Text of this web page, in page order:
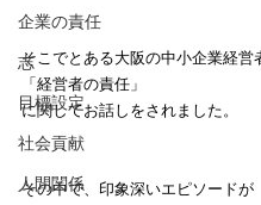
企業の責任
志
目標設定
社会貢献
人間関係
そこでとある大阪の中小企業経営
「経営者の責任」
に関してお話しをされました。
その中で、印象深いエピソードが